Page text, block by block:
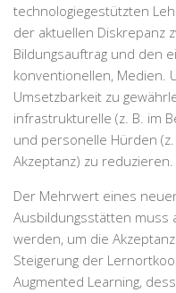
technologiegestützten
der aktuellen Diskrepanz
Bildungsauftrag und den
konventionellen, Medien.
Umsetzbarkeit zu
infrastrukturelle (z. B. im
und personelle Hürden
Akzeptanz) zu reduzieren.
Der Mehrwert eines
Ausbildungsstätten muss
werden, um die
Steigerung der
Augmented Learning,